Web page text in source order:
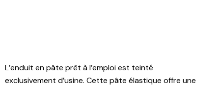
L’enduit en pâte prêt à l’emploi est teinté
exclusivement d’usine. Cette pâte élastique offre une